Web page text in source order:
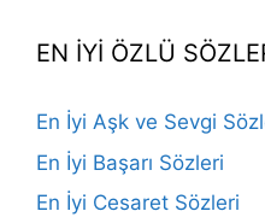
EN İYİ ÖZLÜ
En İyi Aşk ve Sevgi
En İyi Başarı Sözleri
En İyi Cesaret Sözleri